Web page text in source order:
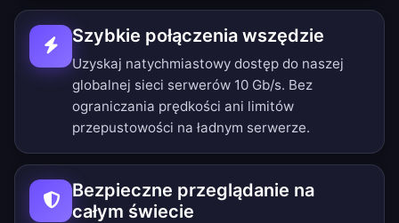
Szybkie połączenia wszędzie
Uzyskaj natychmiastowy dostęp do naszej
globalnej sieci serwerów 10 Gb/s. Bez
ograniczania prędkości ani limitów
przepustowości na ładnym serwerze.
Bezpieczne przeglądanie na
całym świecie